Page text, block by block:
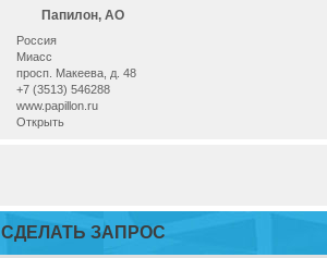
Папилон, АО
Россия
Миасс
просп. Макеева, д. 48
+7 (3513) 546288
www.papillon.ru
Открыть
СДЕЛАТЬ ЗАПРОС